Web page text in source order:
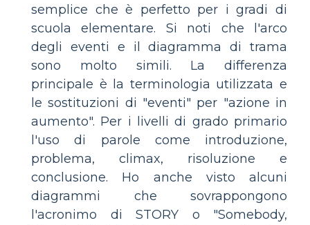
semplice che è perfetto per i gradi di
scuola elementare. Si noti che l'arco
degli eventi e il diagramma di trama
sono molto simili. La differenza
principale è la terminologia utilizzata e
le sostituzioni di "eventi" per "azione in
aumento". Per i livelli di grado primario
l'uso di parole come introduzione,
problema, climax, risoluzione e
conclusione. Ho anche visto alcuni
diagrammi che sovrappongono
l'acronimo di STORY o "Somebody,